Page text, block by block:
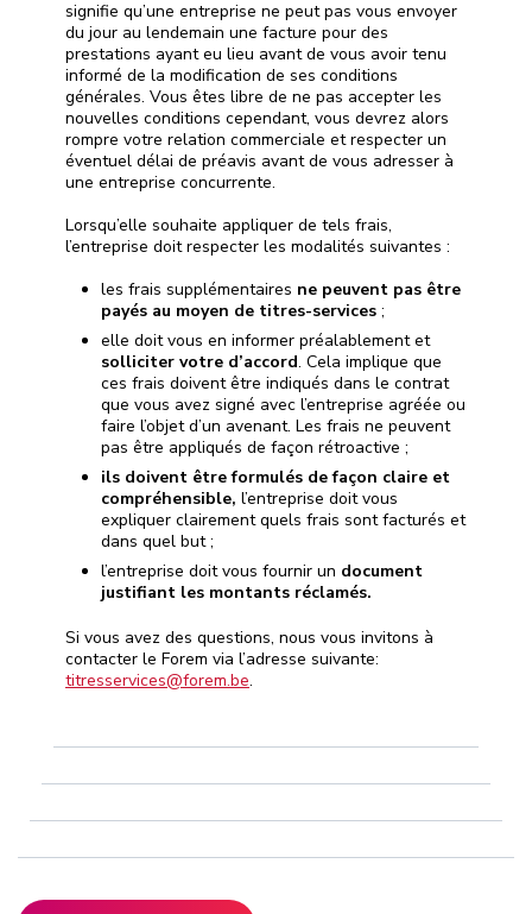
signifie qu’une entreprise ne peut pas vous envoyer
du jour au lendemain une facture pour des
prestations ayant eu lieu avant de vous avoir tenu
informé de la modification de ses conditions
générales. Vous êtes libre de ne pas accepter les
nouvelles conditions cependant, vous devrez alors
rompre votre relation commerciale et respecter un
éventuel délai de préavis avant de vous adresser à
une entreprise concurrente.
Lorsqu’elle souhaite appliquer de tels frais,
l’entreprise doit respecter les modalités suivantes :
les frais supplémentaires ne peuvent pas être
payés au moyen de titres-services ;
elle doit vous en informer préalablement et
solliciter votre d’accord. Cela implique que
ces frais doivent être indiqués dans le contrat
que vous avez signé avec l’entreprise agréée ou
faire l’objet d’un avenant. Les frais ne peuvent
pas être appliqués de façon rétroactive ;
ils doivent être formulés de façon claire et
compréhensible, l’entreprise doit vous
expliquer clairement quels frais sont facturés et
dans quel but ;
l’entreprise doit vous fournir un document
justifiant les montants réclamés.
Si vous avez des questions, nous vous invitons à
contacter le Forem via l’adresse suivante:
titresservices@forem.be.